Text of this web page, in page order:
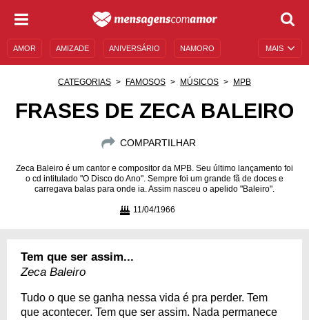
MAIS
AMOR AMIZADE ANIVERSÁRIO NAMORO
CATEGORIAS FAMOSOS MÚSICOS MPB
FRASES DE ZECA BALEIRO
COMPARTILHAR
Zeca Baleiro é um cantor e compositor da MPB. Seu último lançamento foi
o cd intitulado "O Disco do Ano". Sempre foi um grande fã de doces e
carregava balas para onde ia. Assim nasceu o apelido "Baleiro".
11/04/1966
Tem que ser assim...
Zeca Baleiro
Tudo o que se ganha nessa vida é pra perder. Tem
que acontecer. Tem que ser assim. Nada permanece